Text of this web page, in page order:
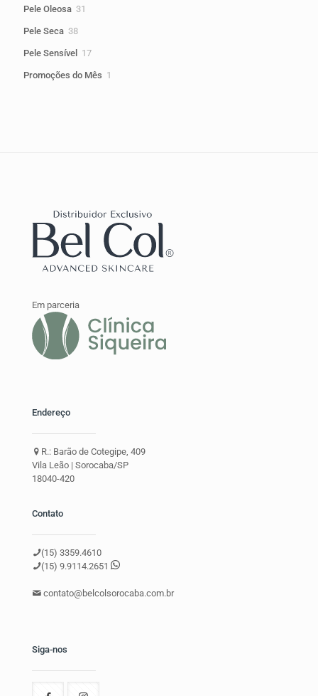
Pele Oleosa 31
Pele Seca 3838
Pele Sensível
1717
Promoções do Mês 1
Em parceria
Endereço
R.: Barão de Cotegipe, 409
Vila Leão | Sorocaba/SP
18040-420
Contato
(15) 3359.4610
(15) 9.9114.2651
contato@belcolsorocaba.com.br
Siga-nos